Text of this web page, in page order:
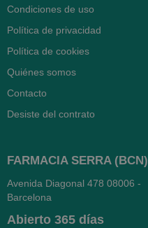
Condiciones de uso
Política de privacidad
Política de cookies
Quiénes somos
Contacto
Desiste del contrato
FARMACIA SERRA (BCN)
Avenida Diagonal 478 08006 -
Barcelona
Abierto 365 días